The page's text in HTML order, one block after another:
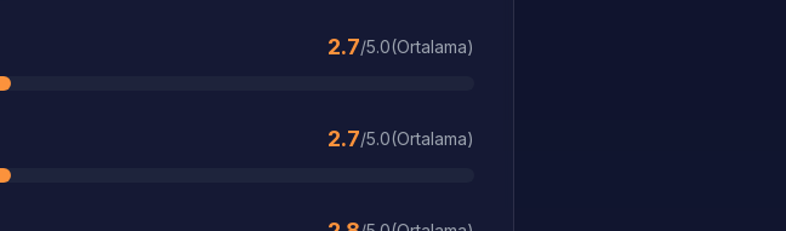
2.7/5.0(Ortalama)
2.7/5.0(Ortalama)